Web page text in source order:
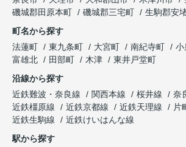
磯城郡田原本町
磯城郡三宅町 生駒郡安
町名から探す
法蓮町
東九条町 大宮町 南紀寺町 小
富雄北
田部町 木津
東井戸堂町
沿線から探す
近鉄難波・奈良線
関西本線 桜井線
奈
近鉄橿原線
近鉄京都線 近鉄天理線
片
近鉄生駒線
近鉄けいはんな線
駅から探す